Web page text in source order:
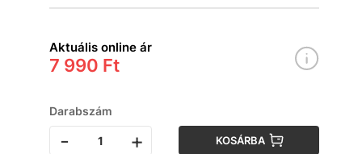
Aktuális online ár
7 990 Ft
Darabszám
- + KOSÁRBA